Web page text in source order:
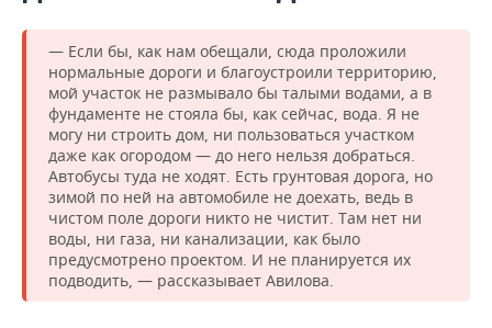
— Если бы, как нам обещали, сюда проложили
нормальные дороги и благоустроили территорию,
мой участок не размывало бы талыми водами, а в
фундаменте не стояла бы, как сейчас, вода. Я не
могу ни строить дом, ни пользоваться участком
даже как огородом — до него нельзя добраться.
Автобусы туда не ходят. Есть грунтовая дорога, но
зимой по ней на автомобиле не доехать, ведь в
чистом поле дороги никто не чистит. Там нет ни
воды, ни газа, ни канализации, как было
предусмотрено проектом. И не планируется их
подводить, — рассказывает Авилова.